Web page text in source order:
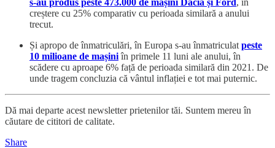
creștere cu 25% comparativ cu perioada similară a anului
trecut.
Și apropo de înmatriculări, în Europa s-au înmatriculat peste
10 milioane de mașiniîn primele 11 luni ale anului, în
scădere cu aproape 6% față de perioada similară din 2021. De
unde tragem concluzia că vântul inflației e tot mai puternic.
Dă mai departe acest newsletter prietenilor tăi. Suntem mereu în
căutare de cititori de calitate.
Share